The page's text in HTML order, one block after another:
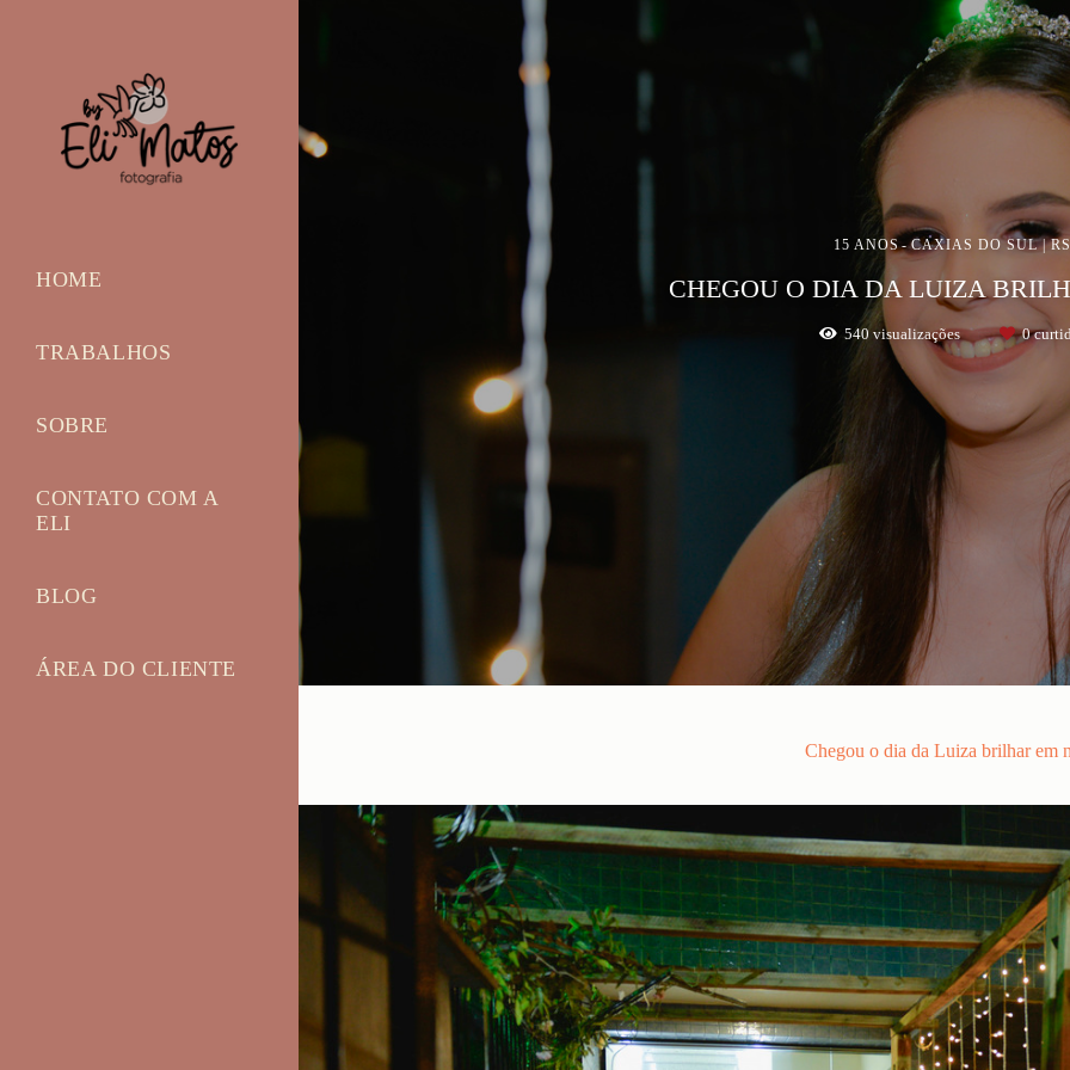
HOME
TRABALHOS
SOBRE
CONTATO COM A
ELI
BLOG
ÁREA DO CLIENTE
15 ANOS CAXIAS DO SUL | RS
CHEGOU O DIA DA LUIZA
540 visualizações 0
Chegou o dia da Luiza brilhar em